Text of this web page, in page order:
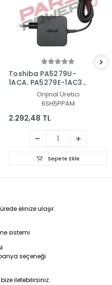
Toshiba PA5279U-
1ACA, PA5279E-1AC3
Adaptör Şarj Aleti-
Orijinal Üretici
6SH5PPAM
2.292,48 TL
Sepete Ekle
elinize ulaşır.
sistemi
seçeneği
iletebilirsiniz.